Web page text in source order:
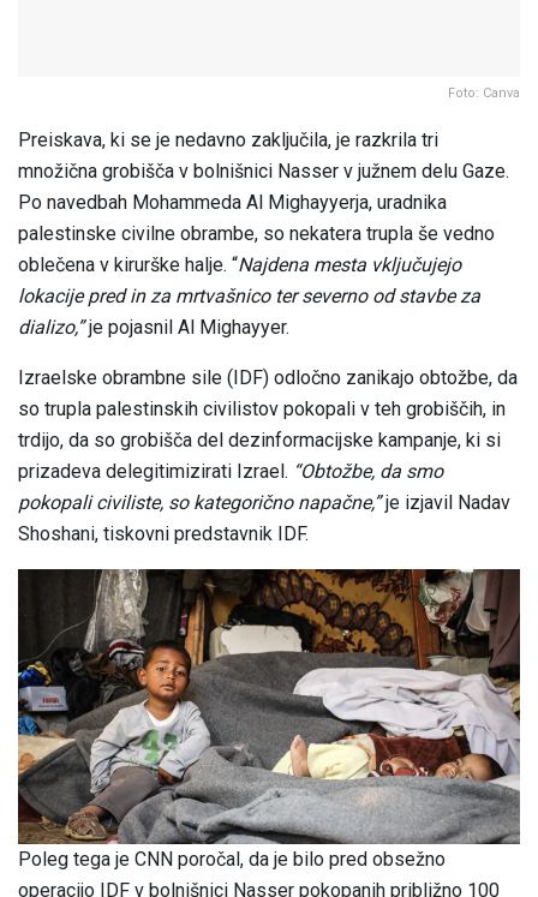
Foto: Canva
Preiskava, ki se je nedavno zaključila, je razkrila tri
množična grobišča v bolnišnici Nasser v južnem delu Gaze.
Po navedbah Mohammeda Al Mighayyerja, uradnika
palestinske civilne obrambe, so nekatera trupla še vedno
oblečena v kirurške halje. “Najdena mesta vključujejo
lokacije pred in za mrtvašnico ter severno od stavbe za
dializo,”je pojasnil Al Mighayyer.
Izraelske obrambne sile (IDF) odločno zanikajo obtožbe, da
so trupla palestinskih civilistov pokopali v teh grobiščih, in
trdijo, da so grobišča del dezinformacijske kampanje, ki si
prizadeva delegitimizirati Izrael. “Obtožbe, da smo
pokopali civiliste, so kategorično napačne,”je izjavil Nadav
Shoshani, tiskovni predstavnik IDF.
Poleg tega je CNN poročal, da je bilo pred obsežno
operacijo IDF v bolnišnici Nasser pokopanih približno 100